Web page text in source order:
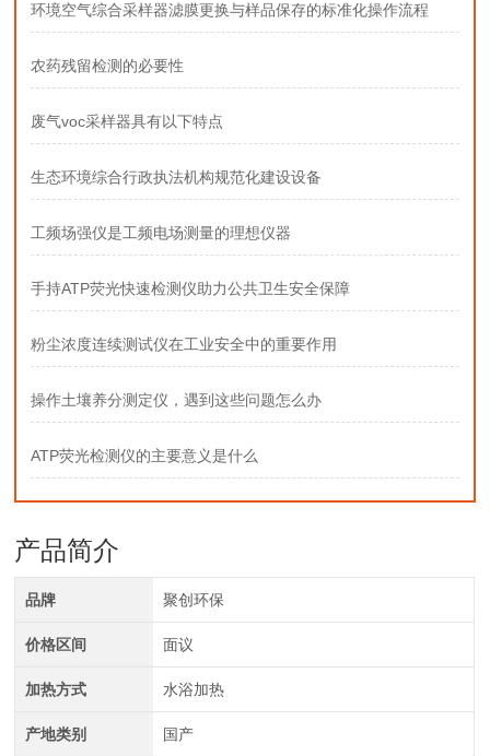
环境空气综合采样器滤膜更换与样品保存的标准化操作流程
农药残留检测的必要性
废气voc采样器具有以下特点
生态环境综合行政执法机构规范化建设设备
工频场强仪是工频电场测量的理想仪器
手持ATP荧光快速检测仪助力公共卫生安全保障
粉尘浓度连续测试仪在工业安全中的重要作用
操作土壤养分测定仪，遇到这些问题怎么办
ATP荧光检测仪的主要意义是什么
产品简介
品牌 聚创环保
价格区间 面议
加热方式 水浴加热
产地类别 国产